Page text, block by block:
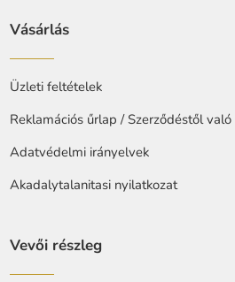
Vásárlás
Üzleti feltételek
Reklamációs űrlap / Szerződéstől
Adatvédelmi irányelvek
Akadalytalanitasi nyilatkozat
Vevői részleg